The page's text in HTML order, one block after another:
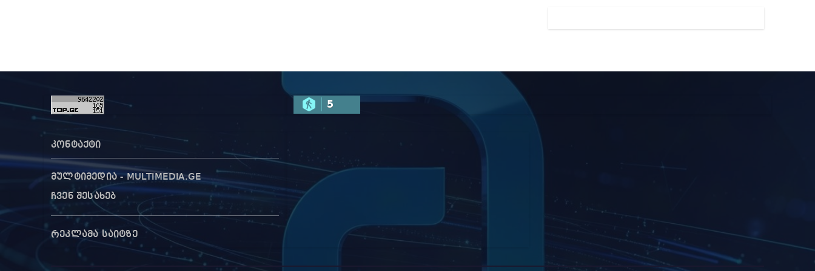
5
კონტაქტი
მულტიმედია - MULTIMEDIA.GE
ჩვენ შესახებ
რეკლამა საიტზე